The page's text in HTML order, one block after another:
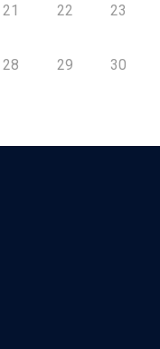
21 22 23
28 29 30